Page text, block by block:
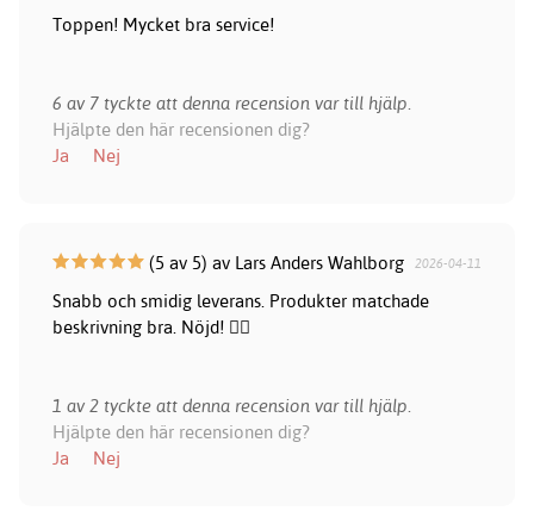
Toppen! Mycket bra service!
6 av 7 tyckte att denna recension var till hjälp.
Hjälpte den här recensionen dig?
Ja
Nej
(5 av 5) av Lars Anders Wahlborg 2026-04-11
Snabb och smidig leverans. Produkter matchade
beskrivning bra. Nöjd! 👍🏻
1 av 2 tyckte att denna recension var till hjälp.
Hjälpte den här recensionen dig?
Ja
Nej